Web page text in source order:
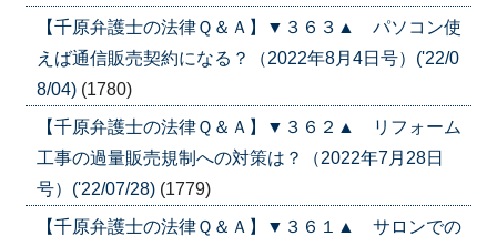
【千原弁護士の法律Ｑ＆Ａ】▼３６３▲ パソコン使
えば通信販売契約になる？（2022年8月4日号）('22/0
8/04) (1780)
【千原弁護士の法律Ｑ＆Ａ】▼３６２▲ リフォーム
工事の過量販売規制への対策は？（2022年7月28日
号）('22/07/28) (1779)
【千原弁護士の法律Ｑ＆Ａ】▼３６１▲ サロンでの